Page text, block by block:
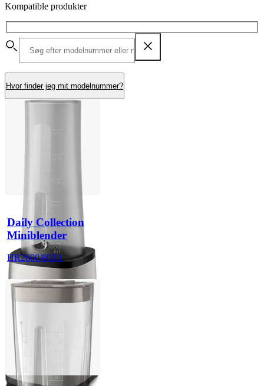
Kompatible produkter
Hvor finder jeg mit modelnummer?
Daily Collection
Miniblender
HR2600/80R1